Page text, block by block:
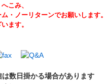
こみ、
ノーリターンでお願いします。
ます。
は数日掛かる場合があります